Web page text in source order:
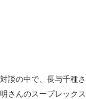
対談の中で、長与千種
明さんのスープレック